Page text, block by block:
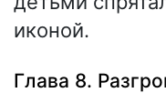
иконой.
Глава 8.